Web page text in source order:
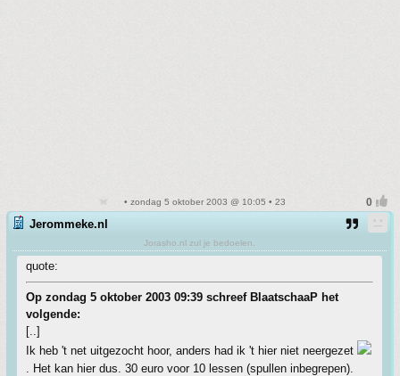
• zondag 5 oktober 2003 @ 10:05 • 23
Jerommeke.nl
Jorasho.nl zul je bedoelen.
quote:
Op zondag 5 oktober 2003 09:39 schreef BlaatschaaP het
volgende:
[..]
Ik heb 't net uitgezocht hoor, anders had ik 't hier niet neergezet
. Het kan hier dus. 30 euro voor 10 lessen (spullen inbegrepen).